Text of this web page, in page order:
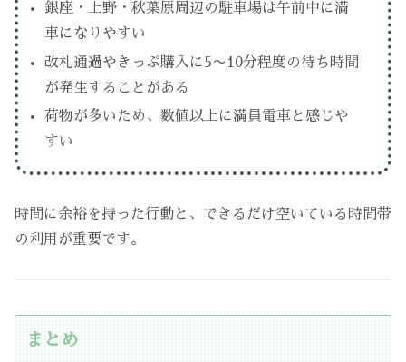
銀座・上野・秋葉原周辺の駐車場は午前中に満
車になりやすい
改札通過やきっぷ購入に5〜10分程度の待ち時間
が発生することがある
荷物が多いため、数値以上に満員電車と感じや
すい
時間に余裕を持った行動と、できるだけ空いている時間帯
の利用が重要です。
まとめ